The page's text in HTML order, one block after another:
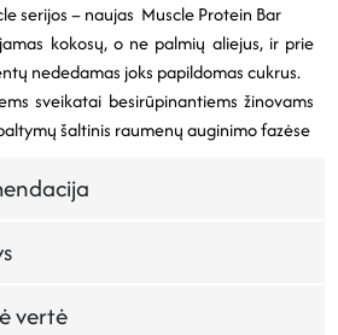
serijos – naujas Muscle Protein Bar
kokosų, o ne palmių aliejus, ir prie
nededamas joks papildomas cukrus.
sveikatai besirūpinantiems žinovams
šaltinis raumenų auginimo fazėse
vertė